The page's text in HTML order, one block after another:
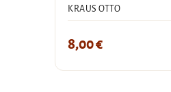
KRAUS OTTO
8,00€